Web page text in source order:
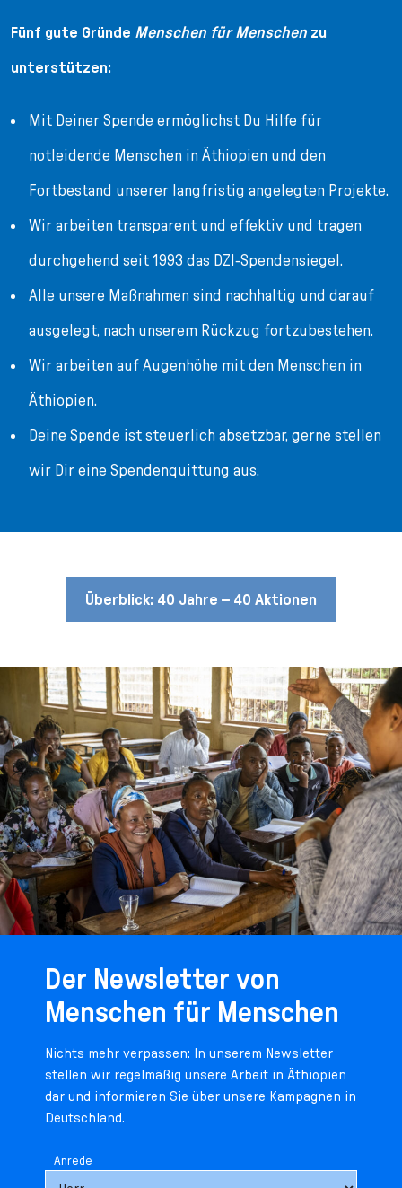
Fünf gute Gründe Menschen für Menschen zu
unterstützen:
Mit Deiner Spende ermöglichst Du Hilfe für
notleidende Menschen in Äthiopien und den
Fortbestand unserer langfristig angelegten Projekte.
Wir arbeiten transparent und effektiv und tragen
durchgehend seit 1993 das DZI-Spendensiegel.
Alle unsere Maßnahmen sind nachhaltig und darauf
ausgelegt, nach unserem Rückzug fortzubestehen.
Wir arbeiten auf Augenhöhe mit den Menschen in
Äthiopien.
Deine Spende ist steuerlich absetzbar, gerne stellen
wir Dir eine Spendenquittung aus.
Überblick: 40 Jahre – 40 Aktionen
Der Newsletter von
Menschen für Menschen
Nichts mehr verpassen: In unserem Newsletter
stellen wir regelmäßig unsere Arbeit in Äthiopien
dar und informieren Sie über unsere Kampagnen in
Deutschland.
Anrede